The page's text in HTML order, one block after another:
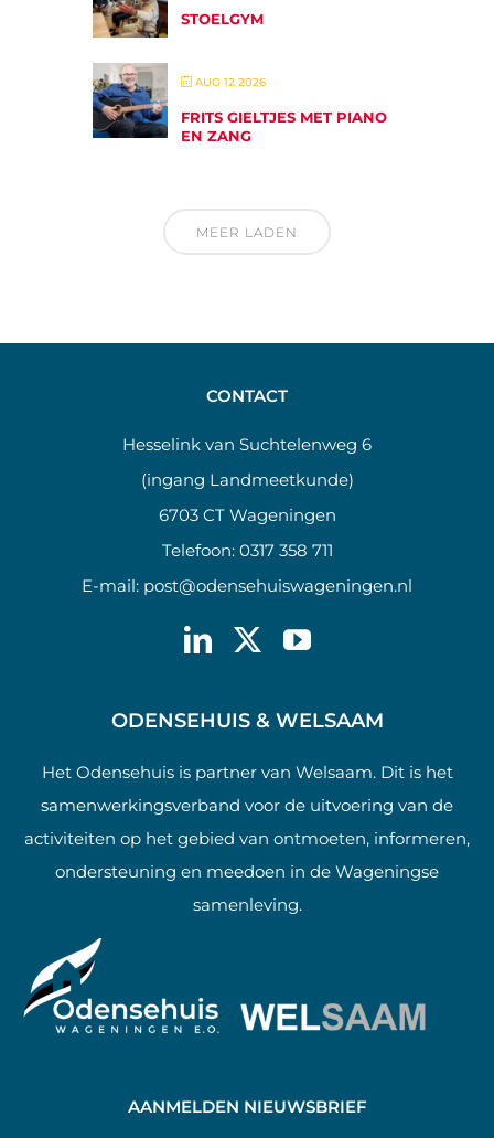
STOELGYM
AUG 12 2026
FRITS GIELTJES MET PIANO
EN ZANG
MEER LADEN
CONTACT
Hesselink van Suchtelenweg 6
(ingang Landmeetkunde)
6703 CT Wageningen
Telefoon: 0317 358 711
E-mail: post@odensehuiswageningen.nl
ODENSEHUIS & WELSAAM
Het Odensehuis is partner van Welsaam. Dit is het
samenwerkingsverband voor de uitvoering van de
activiteiten op het gebied van ontmoeten, informeren,
ondersteuning en meedoen in de Wageningse
samenleving.
AANMELDEN NIEUWSBRIEF